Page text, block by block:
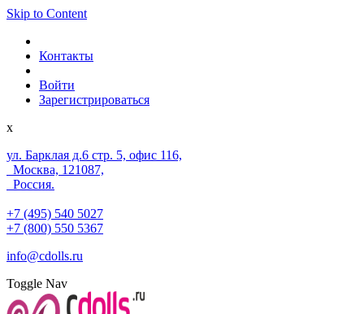
Skip to Content
Контакты
Войти
Зарегистрироваться
x
ул. Барклая д.6 стр. 5, офис 116,
Москва, 121087,
Россия.
+7 (495) 540 5027
+7 (800) 550 5367
info@cdolls.ru
Toggle Nav